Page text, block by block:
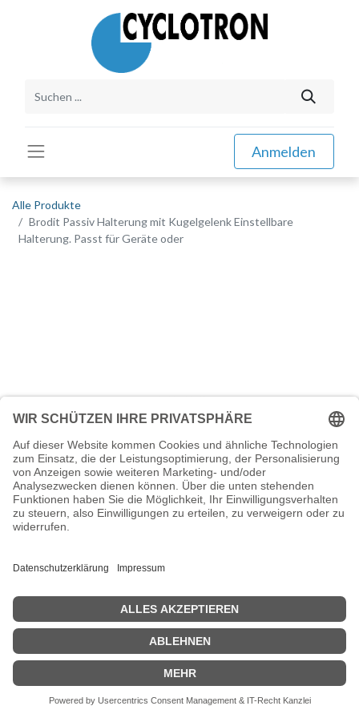
Anmelden
Alle Produkte
Brodit Passiv Halterung mit Kugelgelenk Einstellbare
Halterung. Passt für Geräte oder
Brodit Passiv Halterung mit Kugelgelenk
Einstellbare Halterung. Passt für Geräte
oder
Brodit Passiv Halterung mit Kugelgelenk Einstellbare Halterung.